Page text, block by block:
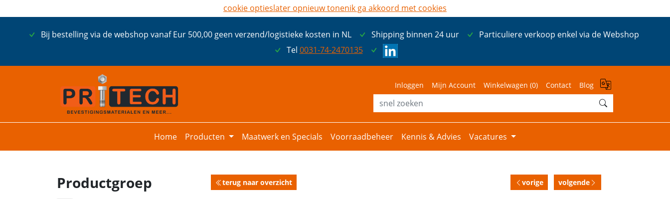
Bij bestelling via de webshop vanaf Eur 500,00 geen verzend/logistieke kosten in NL Shipping binnen 24 uur
Particuliere verkoop enkel via de Webshop
Tel 0031-74-2470135
Inloggen Mijn Account Winkelwagen (0) Contact Blog
Home Producten Maatwerk en Specials Voorraadbeheer Kennis & Advies Vacatures
Productgroep terug naar overzicht vorige volgende
cookie optieslater opnieuw tonenik ga akkoord met cookies